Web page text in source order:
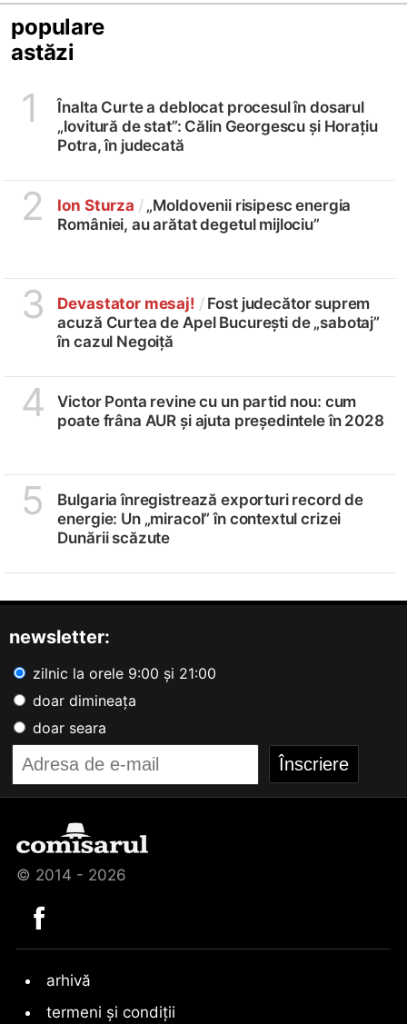
populare
astăzi
1
Înalta Curte a deblocat procesul în dosarul
„lovitură de stat”: Călin Georgescu și Horațiu
Potra, în judecată
2 Ion Sturza /„Moldovenii risipesc energia
României, au arătat degetul mijlociu”
3 Devastator mesaj! / Fost judecător suprem
acuză Curtea de Apel București de „sabotaj”
în cazul Negoiță
4
Victor Ponta revine cu un partid nou: cum
poate frâna AUR și ajuta președintele în 2028
5
Bulgaria înregistrează exporturi record de
energie: Un „miracol” în contextul crizei
Dunării scăzute
newsletter:
zilnic la orele 9:00 și 21:00
doar dimineața
doar seara
© 2014 - 2026
arhivă
termeni și condiții